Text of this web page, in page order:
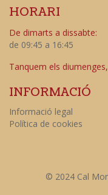
HORARI
De dimarts a dissabte:
de 09:45 a 16:45
Tanquem els
INFORMACIÓ
Informació legal
Política de cookies
© 2024 Cal